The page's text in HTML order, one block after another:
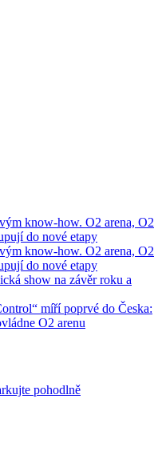
know-how. O2 arena, O2
do nové etapy
know-how. O2 arena, O2
do nové etapy
show na závěr roku a
míří poprvé do Česka:
O2 arenu
pohodlně